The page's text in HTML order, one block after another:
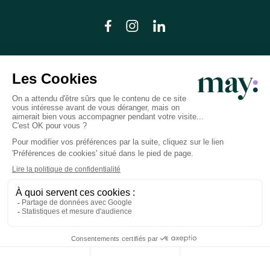
© LN CARE 2026
Politique de confidentialité
Conditions générales d’utilisation
Plan du site
Crédits photos